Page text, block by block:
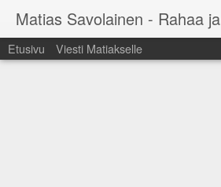
Matias Savolainen - Rahaa
Etusivu Viesti Matiakselle